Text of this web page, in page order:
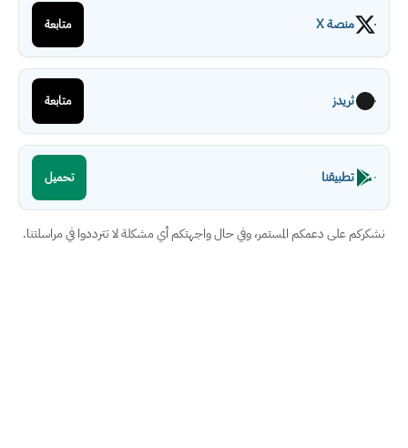
منصة X متابعة
ثريدز متابعة
تطبيقنا تحميل
نشكركم على دعمكم المستمر، وفي حال واجهتكم أي مشكلة لا تترددوا في مراسلتنا.